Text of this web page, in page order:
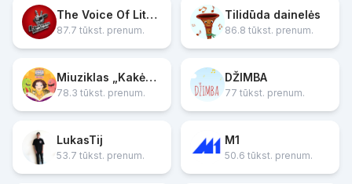
The Voice Of Lithuania
87.7 tūkst. prenum.
Tilidūda dainelės
86.8 tūkst. prenum.
Miuziklas „Kakės Makės gimtadienis“
78.3 tūkst. prenum.
DŽIMBA
77 tūkst. prenum.
LukasTij
53.7 tūkst. prenum.
M1
50.6 tūkst. prenum.